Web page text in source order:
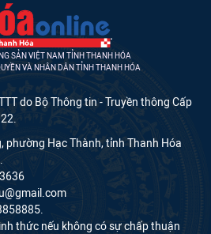
SẢN VIỆT NAM TỈNH THANH HÓA
VÀ NHÂN DÂN TỈNH THANH HÓA
do Bộ Thông tin - Truyền thông Cấp
phường Hạc Thành, tỉnh Thanh Hóa
thức nếu không có sự chấp thuận